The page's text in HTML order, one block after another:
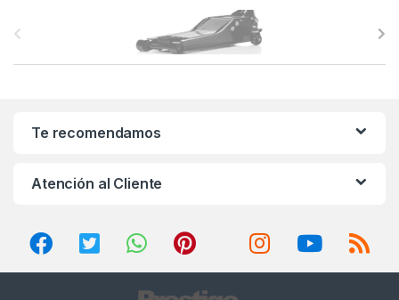
Te recomendamos
Atención al Cliente